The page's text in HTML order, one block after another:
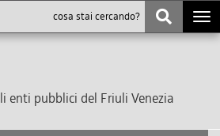
enti pubblici del Friuli Venezia